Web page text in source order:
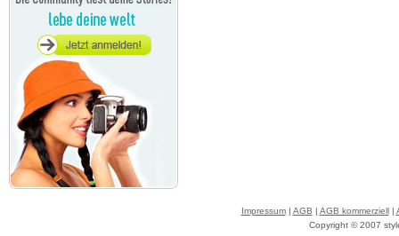
Impressum| AGB | AGB kommerziell|
Copyright © 2007